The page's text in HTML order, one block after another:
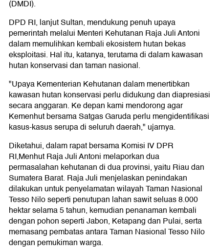
(DMDI).
DPD RI, lanjut Sultan, mendukung penuh upaya
pemerintah melalui Menteri Kehutanan Raja Juli Antoni
dalam memulihkan kembali ekosistem hutan bekas
eksploitasi. Hal itu, katanya, terutama di dalam kawasan
hutan konservasi dan taman nasional.
"Upaya Kementerian Kehutanan dalam menertibkan
kawasan hutan konservasi perlu didukung dan diapresiasi
secara anggaran. Ke depan kami mendorong agar
Kemenhut bersama Satgas Garuda perlu mengidentifikasi
kasus-kasus serupa di seluruh daerah," ujarnya.
Diketahui, dalam rapat bersama Komisi IV DPR
RI,Menhut Raja Juli Antoni melaporkan dua
permasalahan kehutanan di dua provinsi, yaitu Riau dan
Sumatera Barat. Raja Juli menjelaskan penindakan
dilakukan untuk penyelamatan wilayah Taman Nasional
Tesso Nilo seperti penutupan lahan sawit seluas 8.000
hektar selama 5 tahun, kemudian penanaman kembali
dengan pohon seperti Jabon, Ketapang dan Pulai, serta
memasang pembatas antara Taman Nasional Tesso Nilo
dengan pemukiman warga.